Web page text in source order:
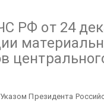
РФ от 24
Президента